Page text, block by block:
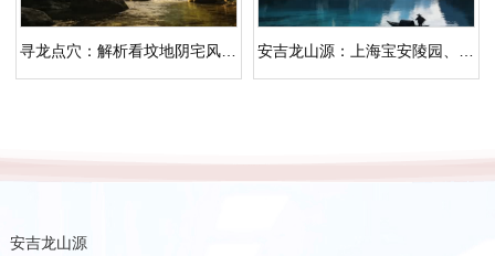
寻龙点穴：解析看坟地阴宅风水大全的地缘哲学
安吉龙山源